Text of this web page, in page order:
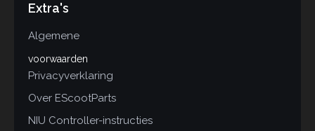
Extra's
Algemene
voorwaarden
Privacyverklaring
Over EScootParts
NIU Controller-instructies